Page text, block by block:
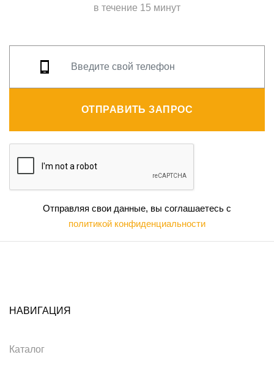
в течение 15 минут
ОТПРАВИТЬ ЗАПРОС
Отправляя свои данные, вы соглашаетесь с
политикой конфиденциальности
НАВИГАЦИЯ
Каталог